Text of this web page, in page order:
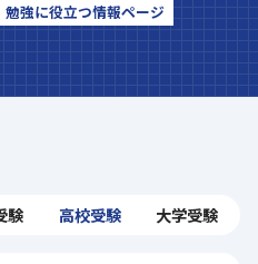
強に役立つ情報ページ
験 高校受験 大学受験